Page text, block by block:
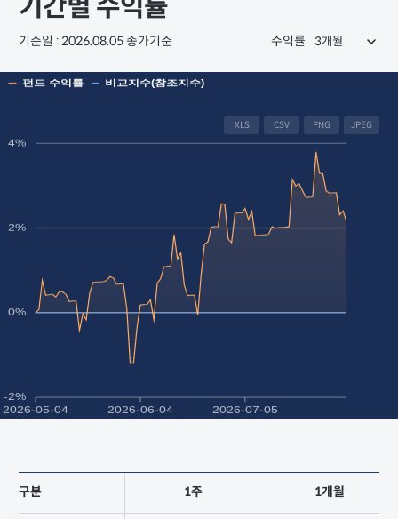
기간별 수익률
기준일 : 2026.08.05 종가기준 수익률
XLS CSV PNG JPEG
구분 1주 1개월